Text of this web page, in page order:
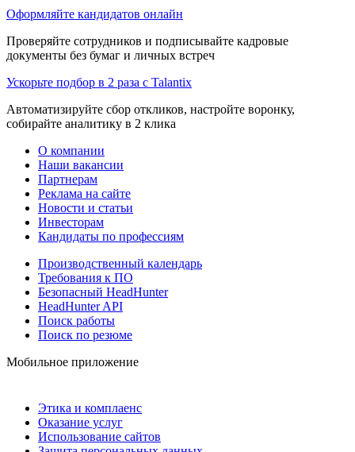
Оформляйте кандидатов онлайн
Проверяйте сотрудников и подписывайте кадровые
документы без бумаг и личных встреч
Ускорьте подбор в 2 раза с Talantix
Автоматизируйте сбор откликов, настройте воронку,
собирайте аналитику в 2 клика
О компании
Наши вакансии
Партнерам
Реклама на сайте
Новости и статьи
Инвесторам
Кандидаты по профессиям
Производственный календарь
Требования к ПО
Безопасный HeadHunter
HeadHunter API
Поиск работы
Поиск по резюме
Мобильное приложение
Этика и комплаенс
Оказание услуг
Использование сайтов